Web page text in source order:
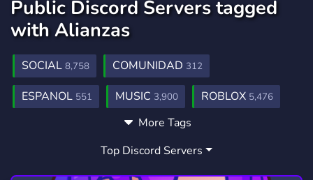
Public Discord Servers tagged
with Alianzas
SOCIAL 8,758 COMUNIDAD 312
ESPANOL 551 MUSIC 3,900 ROBLOX 5,476
MEMES 3,063
SUPPORT735
More Tags
Top Discord Servers